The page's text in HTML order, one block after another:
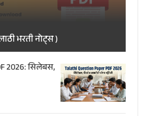
भरती नोट्स )
2026: सिलेबस,